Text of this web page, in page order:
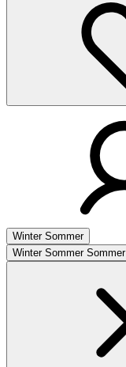
Winter Sommer
Winter Sommer Sommer